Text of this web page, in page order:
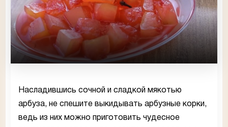
Насладившись сочной и сладкой мякотью
арбуза, не спешите выкидывать арбузные корки,
ведь из них можно приготовить чудесное